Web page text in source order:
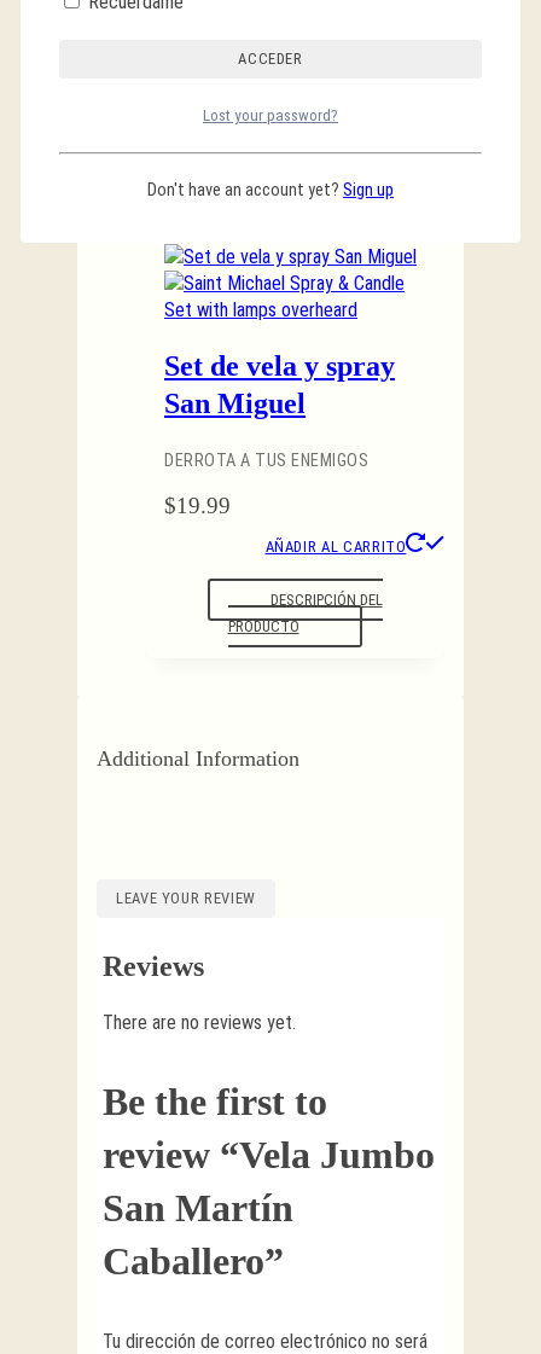
Set de vela y spray
San Miguel
DERROTA A TUS ENEMIGOS
$19.99
AÑADIR AL CARRITO
DESCRIPCIÓN DEL
PRODUCTO
Additional Information
LEAVE YOUR REVIEW
Reviews
There are no reviews yet.
Be the first to
review “Vela Jumbo
San Martín
Caballero”
Tu dirección de correo electrónico no será
Lost your password?
Don't have an account yet? Sign up